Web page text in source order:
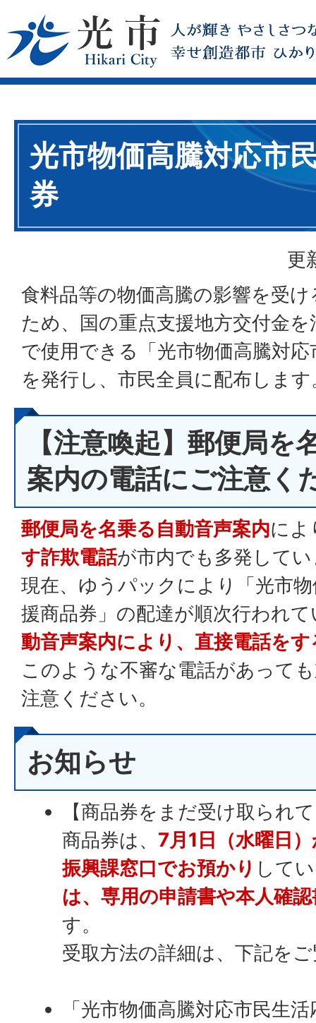
光市物価高騰対応市
券
更
食料品等の物価高騰の影響を受
ため、国の重点支援地方交付金
で使用できる「光市物価高騰対
を発行し、市民全員に配布します
【注意喚起】郵便局を
案内の電話にご注意く
郵便局を名乗る自動音声案内によ
す詐欺電話が市内でも多発して
現在、ゆうパックにより「光市
援商品券」の配達が順次行われ
動音声案内により、直接電話を
このような不審な電話があって
注意ください。
お知らせ
【商品券をまだ受け取られ
商品券は、 7月1日（水曜日
振興課窓口でお預かり して
は、専用の申請書や本人確
す。
受取方法の詳細は、下記を
「光市物価高騰対応市民生